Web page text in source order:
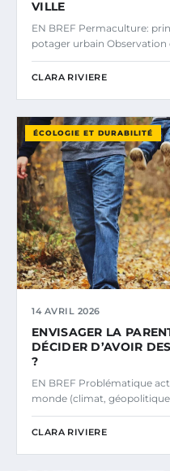
VILLE
EN BREF Permaculture:
potager urbain Observation
CLARA RIVIERE
ÉCOLOGIE ET DURABILITÉ
14 AVRIL 2026
ENVISAGER LA
DÉCIDER D’AVOIR
?
EN BREF Problématique
monde (climat,
CLARA RIVIERE